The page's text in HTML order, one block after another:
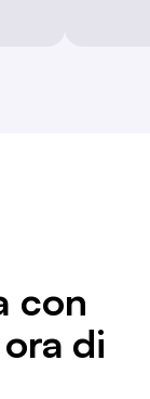
con
di